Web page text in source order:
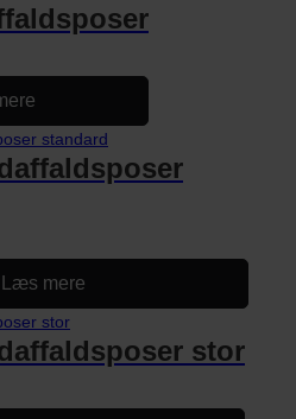
Læs mere
stor